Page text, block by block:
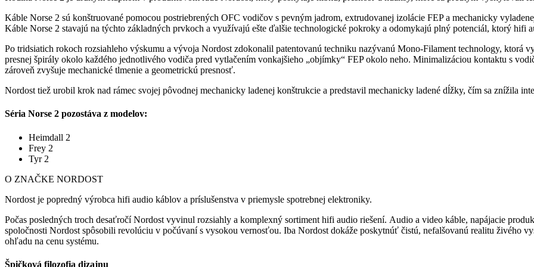
Káble Norse 2 sú konštruované pomocou postriebrených OFC vodičov s pevným jadrom, extrudovanej izolácie FEP a mechanicky
Káble Norse 2 stavajú na týchto základných prvkoch a využívajú ešte ďalšie technologické pokroky a odomykajú plný potenciál, ktorý hifi
Po tridsiatich rokoch rozsiahleho výskumu a vývoja Nordost zdokonalil patentovanú techniku nazývanú Mono-Filament technology, ktorá
presnej špirály okolo každého jednotlivého vodiča pred vytlačením vonkajšieho „objímky“ FEP okolo neho. Minimalizáciou kontaktu s
zároveň zvyšuje mechanické tlmenie a geometrickú presnosť.
Nordost tiež urobil krok nad rámec svojej pôvodnej mechanicky ladenej konštrukcie a predstavil mechanicky ladené dĺžky, čím sa znížila
Séria Norse 2 pozostáva z modelov:
Heimdall 2
Frey 2
Tyr 2
O ZNAČKE NORDOST
Nordost je popredný výrobca hifi audio káblov a príslušenstva v priemysle spotrebnej elektroniky.
Počas posledných troch desaťročí Nordost vyvinul rozsiahly a komplexný sortiment hifi audio riešení. Audio a video káble, napájacie
spoločnosti Nordost spôsobili revolúciu v počúvaní s vysokou vernosťou. Iba Nordost dokáže poskytnúť čistú, nefalšovanú realitu živého
ohľadu na cenu systému.
Špičková filozofia dizajnu